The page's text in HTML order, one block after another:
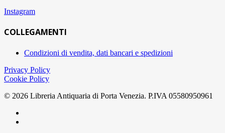
Instagram
COLLEGAMENTI
Condizioni di vendita, dati bancari e spedizioni
Privacy Policy
Cookie Policy
© 2026 Libreria Antiquaria di Porta Venezia. P.IVA 05580950961